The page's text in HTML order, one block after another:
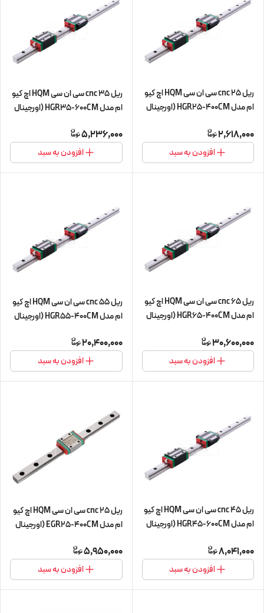
ریل 25 cnc سی ان سی HQM اچ کیو
ام مدل HGR25-400CM (اورجینال
2,618,000
افزودن به سبد
ریل 35 cnc سی ان سی HQM اچ کیو
ام مدل HGR35-600CM (اورجینال
5,236,000
افزودن به سبد
ریل 65 cnc سی ان سی HQM اچ کیو
ام مدل HGR65-400CM (اورجینال
30,600,000
افزودن به سبد
ریل 55 cnc سی ان سی HQM اچ کیو
ام مدل HGR55-400CM (اورجینال
20,400,000
افزودن به سبد
ریل 45 cnc سی ان سی HQM اچ کیو
ام مدل HGR45-600CM (اورجینال
8,041,000
افزودن به سبد
ریل 25 cnc سی ان سی HQM اچ کیو
ام مدل EGR25-400CM (اورجینال
5,950,000
افزودن به سبد